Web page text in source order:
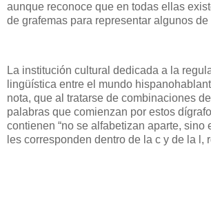
aunque reconoce que en todas ellas
de grafemas para representar algunos de
La institución cultural dedicada a la
lingüística entre el mundo
nota, que al tratarse de combinaciones
palabras que comienzan por estos
contienen “no se alfabetizan aparte, sino
les corresponden dentro de la c y de la l,